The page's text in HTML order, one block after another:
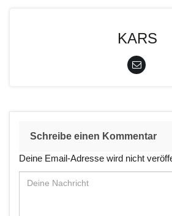
KARS
Schreibe einen Kommentar
Deine Email-Adresse wird nicht